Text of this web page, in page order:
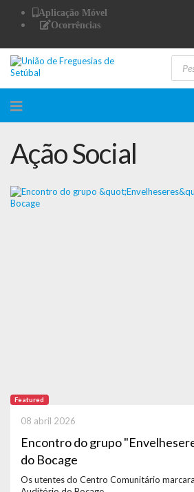
Aplicação Móvel
Ocorrências
Ação Social
Featured
Encontro do grupo
do Bocage
08 abril 2026
Os utentes do Centro Comunitário